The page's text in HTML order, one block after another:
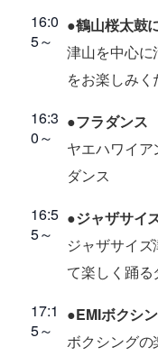
16:0
5～
●鶴山桜太鼓
津山を中心
をお楽しみく
16:3
0～
●フラダンス
ヤエハワイ
ダンス
16:5
5～
●ジャザサイ
ジャザサイ
て楽しく踊
17:1
5～
●EMIボクシ
ボクシングの